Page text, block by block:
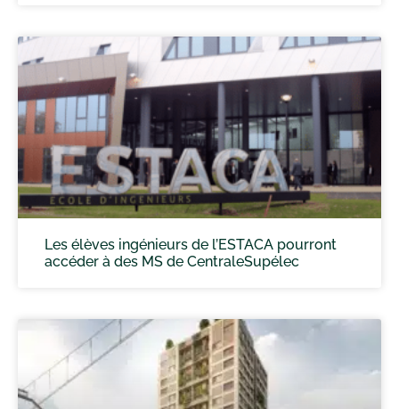
Les élèves ingénieurs de l’ESTACA pourront
accéder à des MS de CentraleSupélec